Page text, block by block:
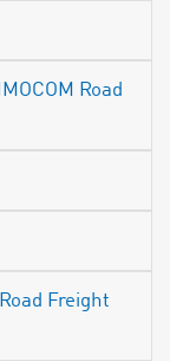
Road
Freight